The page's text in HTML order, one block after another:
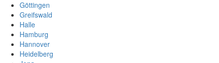
Göttingen
Greifswald
Halle
Hamburg
Hannover
Heidelberg